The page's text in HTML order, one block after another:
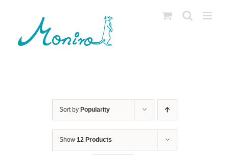
Sort by Popularity
Show 12 Products